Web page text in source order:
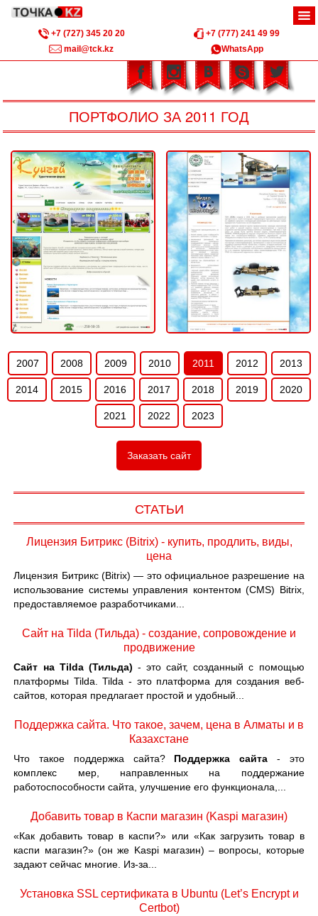
+7 (727) 345 20 20
+7 (777) 241 49 99
mail@tck.kz
WhatsApp
2007 2008 2009 2010 2011 2012 2013
2014 2015 2016 2017 2018 2019 2020
2021 2022 2023
ТОО «Кунгей»
2011
"RDM" - Rock Drilling
Machines
2011
ПОРТФОЛИО ЗА 2011 ГОД
Заказать сайт
СТАТЬИ
Лицензия Битрикс (Bitrix) - купить, продлить, виды,
цена
Лицензия Битрикс (Bitrix) — это официальное разрешение на
использование системы управления контентом (CMS) Bitrix,
предоставляемое разработчиками...
Сайт на Tilda (Тильда) - создание, сопровождение и
продвижение
Сайт на Tilda (Тильда) - это сайт, созданный с помощью
платформы Tilda. Tilda - это платформа для создания веб-
сайтов, которая предлагает простой и удобный...
Поддержка сайта. Что такое, зачем, цена в Алматы и в
Казахстане
Что такое поддержка сайта? Поддержка сайта - это
комплекс мер, направленных на поддержание
работоспособности сайта, улучшение его функционала,...
Добавить товар в Каспи магазин (Kaspi магазин)
«Как добавить товар в каспи?» или «Как загрузить товар в
каспи магазин?» (он же Kaspi магазин) – вопросы, которые
задают сейчас многие. Из-за...
Установка SSL сертификата в Ubuntu (Let’s Encrypt и
Certbot)